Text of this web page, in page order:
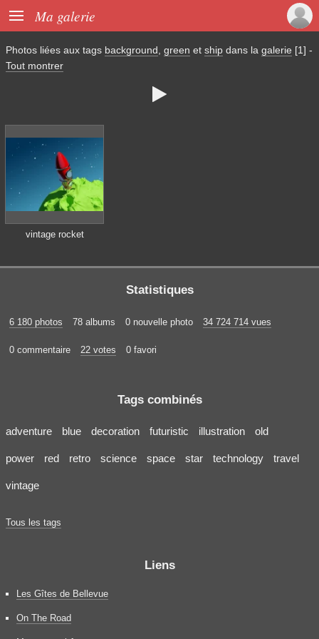
 Ma galerie
Photos liées aux tags background green et ship dans la galerie [1] -
Tout montrer

vintage rocket
Statistiques
6 180 photos 78 albums 0 nouvelle photo 34 724 714 vues
0 commentaire 22 votes 0 favori
Tags combinés
adventure blue decoration futuristic illustration old
power red retro science space star technology travel
vintage
Tous les tags
Liens
Les Gîtes de Bellevue
On The Road